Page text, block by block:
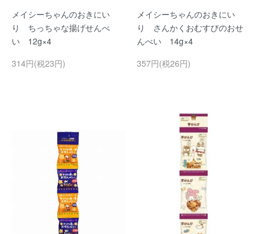
メイシーちゃんのおきにい
り ちっちゃな揚げせんべ
い 12g×4
314円(税23円)
メイシーちゃんのおきにい
り さんかくおむすびのおせ
んべい 14g×4
357円(税26円)